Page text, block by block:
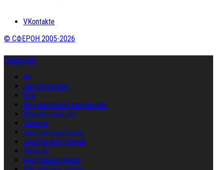
VKontakte
© СФЕРОН 2005-2026
Categories
All
Uncategorized
Бра
Встраиваемый светильник
Комплектующие
Люстра
Люстра подвесная
Люстра потолочная
Люстры
Настольная лампа